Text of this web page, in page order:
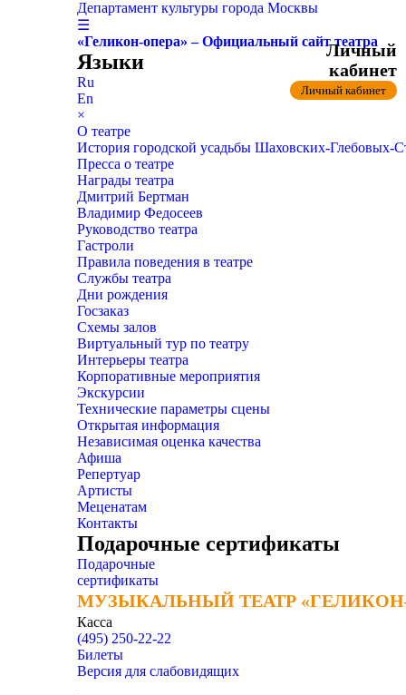
Департамент культуры города Москвы
☰
«Геликон-опера» – Официальный сайт театра
Языки
Ru
En
×
О театре
История городской усадьбы Шаховских-
Пресса о театре
Награды театра
Дмитрий Бертман
Владимир Федосеев
Руководство театра
Гастроли
Правила поведения в театре
Службы театра
Дни рождения
Госзаказ
Схемы залов
Виртуальный тур по театру
Интерьеры театра
Корпоративные мероприятия
Экскурсии
Технические параметры сцены
Открытая информация
Независимая оценка качества
Афиша
Репертуар
Артисты
Меценатам
Контакты
Подарочные сертификаты
Подарочные
сертификаты
МУЗЫКАЛЬНЫЙ ТЕАТР
МУЗЫКАЛЬНЫЙ ТЕАТР
Касса
(495) 250-22-22
Личный
кабинет
Личный кабинет
Билеты
Версия для слабовидящих